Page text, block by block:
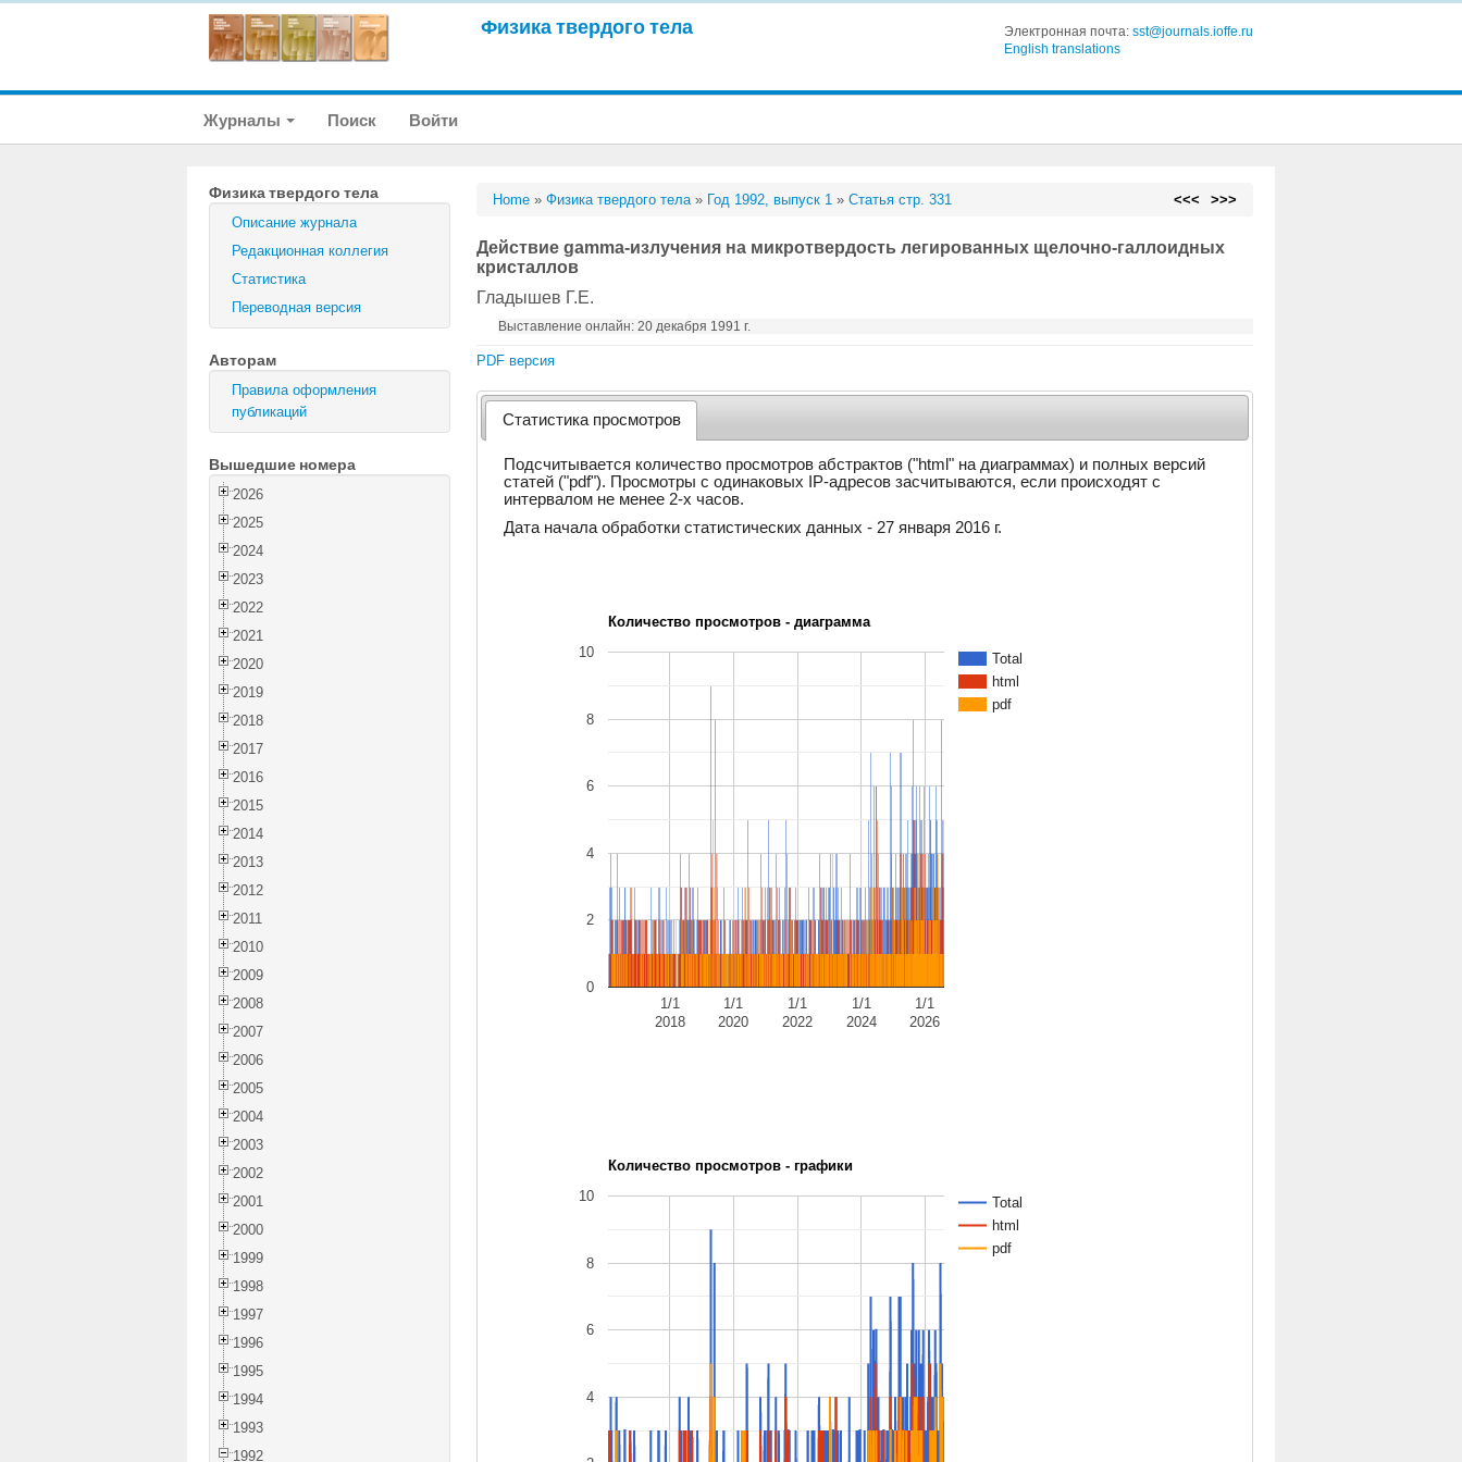
Физика твердого тела Электронная почта: sst@journals.ioffe.ru
English translations
Журналы Поиск Войти
Физика твердого тела
Описание журнала
Редакционная коллегия
Статистика
Переводная версия
Авторам
Правила оформления
публикаций
Вышедшие номера
2026
2025
2024
2023
2022
2021
2020
2019
2018
2017
2016
2015
2014
2013
2012
2011
2010
2009
2008
2007
2006
2005
2004
2003
2002
2001
2000
1999
1998
1997
1996
1995
1994
1993
1992
Home »Физика твердого тела» Год 1992, выпуск 1 »Статья стр. 331 <<< >>>
Действие gamma-излучения на микротвердость легированных щелочно-галлоидных
кристаллов
Гладышев Г.Е.
Выставление онлайн: 20 декабря 1991 г.
PDF версия
Статистика просмотров
Подсчитывается количество просмотров абстрактов ("html" на диаграммах) и полных версий
статей ("pdf"). Просмотры с одинаковых IP-адресов засчитываются, если происходят с
интервалом не менее 2-х часов.
Дата начала обработки статистических данных - 27 января 2016 г.
Количество просмотров - диаграмма
Total
html
pdf
1/1
2018
1/1
2020
1/1
2022
1/1
2024
1/1
2026
0
2
4
6
8
10
Количество просмотров - графики
Total
html
pdf
4
6
8
10